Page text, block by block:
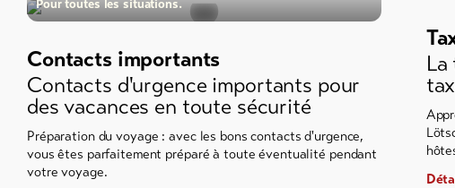
Pour toutes les situations.
Contacts importants
Contacts d'urgence importants pour
des vacances en toute sécurité
Préparation du voyage : avec les bons contacts d'urgence,
vous êtes parfaitement préparé à toute éventualité pendant
votre voyage.